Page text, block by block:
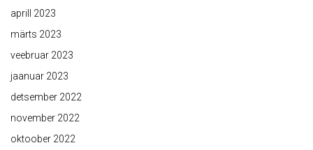
aprill 2023
märts 2023
veebruar 2023
jaanuar 2023
detsember 2022
november 2022
oktoober 2022